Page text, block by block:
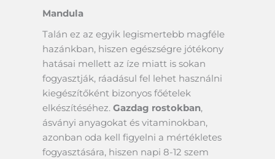
Mandula
Talán ez az egyik legismertebb magféle
hazánkban, hiszen egészségre jótékony
hatásai mellett az íze miatt is sokan
fogyasztják, ráadásul fel lehet használni
kiegészítőként bizonyos főételek
elkészítéséhez. Gazdag rostokban,
ásványi anyagokat és vitaminokban,
azonban oda kell figyelni a mértékletes
fogyasztására, hiszen napi 8-12 szem